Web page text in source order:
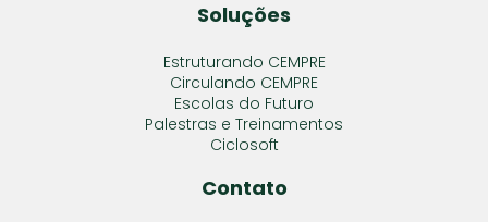
Soluções
Estruturando CEMPRE
Circulando CEMPRE
Escolas do Futuro
Palestras e Treinamentos
Ciclosoft
Contato